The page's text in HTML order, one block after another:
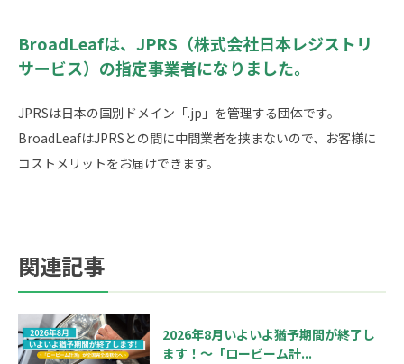
BroadLeafは、JPRS（株式会社日本レジストリ
サービス）の指定事業者になりました。
JPRSは日本の国別ドメイン「.jp」を管理する団体です。
BroadLeafはJPRSとの間に中間業者を挟まないので、お客様に
コストメリットをお届けできます。
関連記事
2026年8月いよいよ猶予期間が終了し
ます！～「ロービーム計...